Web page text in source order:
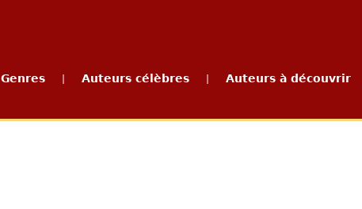
Genres Auteurs célèbres Auteurs à découvrir